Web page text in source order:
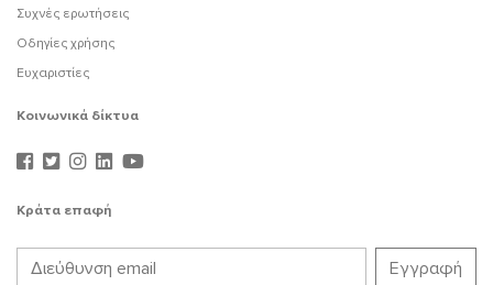
Συχνές ερωτήσεις
Οδηγίες χρήσης
Ευχαριστίες
Κοινωνικά δίκτυα
Κράτα επαφή